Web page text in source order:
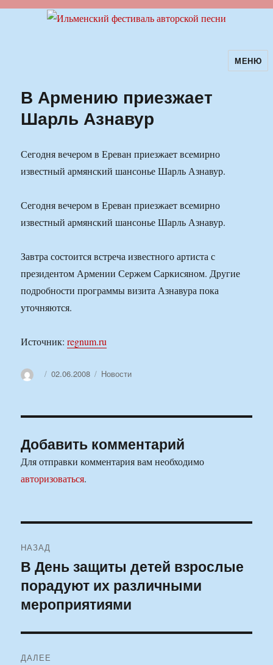
Ильменский фестиваль авторскойМЕНЮ
В Армению приезжает
Шарль Азнавур
Сегодня вечером в Ереван приезжает всемирно
известный армянский шансонье Шарль Азнавур.
Сегодня вечером в Ереван приезжает всемирно
известный армянский шансонье Шарль Азнавур.
Завтра состоится встреча известного артиста с
президентом Армении Сержем Саркисяном. Другие
подробности программы визита Азнавура пока
уточняются.
Источник:regnum.ru
АвторОпубликовано
02.06.2008 Рубрики
Новости
Добавить комментарий
Для отправки комментария вам необходимо
авторизоваться.
по
записям
НАЗАД
Предыдущая
запись:
В День защиты детей взрослые
порадуют их различными
мероприятиями
ДАЛЕЕ